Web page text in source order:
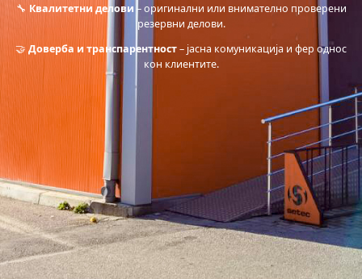
🔧 Квалитетни делови – оригинални или внимателно проверени
резервни делови.
🤝 Доверба и транспарентност– јасна комуникација и фер однос
кон клиентите.